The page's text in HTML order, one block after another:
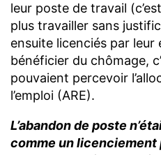
leur poste de travail
plus travailler sans
ensuite licenciés par
bénéficier du chômage,
pouvaient percevoir
l’emploi (ARE).
L’abandon de poste
comme un licenciement